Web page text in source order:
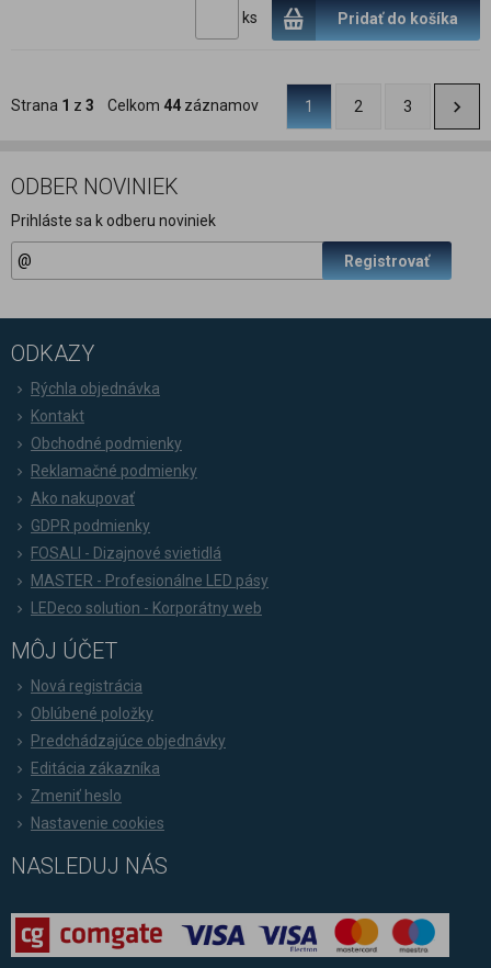
ks Pridať do košíka
Strana 1 z 3 Celkom 44 záznamov 1 2 3
ODBER NOVINIEK
Prihláste sa k odberu noviniek
Registrovať
ODKAZY
Rýchla objednávka
Kontakt
Obchodné podmienky
Reklamačné podmienky
Ako nakupovať
GDPR podmienky
FOSALI - Dizajnové svietidlá
MASTER - Profesionálne LED pásy
LEDeco solution - Korporátny web
MÔJ ÚČET
Nová registrácia
Oblúbené položky
Predchádzajúce objednávky
Editácia zákazníka
Zmeniť heslo
Nastavenie cookies
NASLEDUJ NÁS